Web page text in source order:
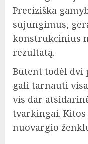
Preciziška
sujungimus,
konstrukcinius
rezultatą.
Būtent todėl dvi
gali tarnauti
vis dar
tvarkingai.
nuovargio